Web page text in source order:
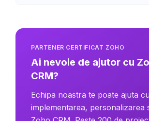
PARTENER CERTIFICAT ZOHO
Ai nevoie de ajutor cu
CRM?
Echipa noastra te poate ajuta cu
implementarea, personalizarea